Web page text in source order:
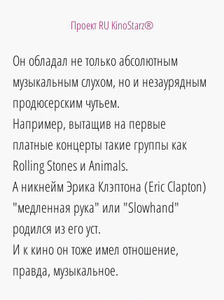
Проект RU KinoStarz®
Он обладал не только абсолютным
музыкальным слухом, но и незаурядным
продюсерским чутьем.
Например, вытащив на первые
платные концерты такие группы как
Rolling Stones и Animals.
А никнейм Эрика Клэптона (Eric Clapton)
"медленная рука" или "Slowhand"
родился из его уст.
И к кино он тоже имел отношение,
правда, музыкальное.